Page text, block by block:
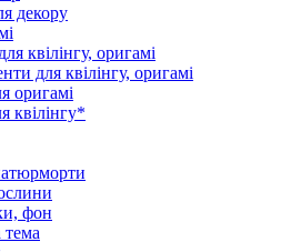
декору
квілінгу, оригамі
для квілінгу, оригамі
оригамі
квілінгу*
фон